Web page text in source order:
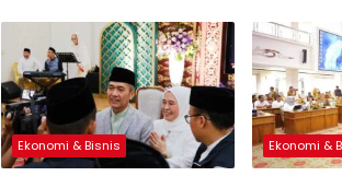
Ekonomi & Bisnis Ekonomi &